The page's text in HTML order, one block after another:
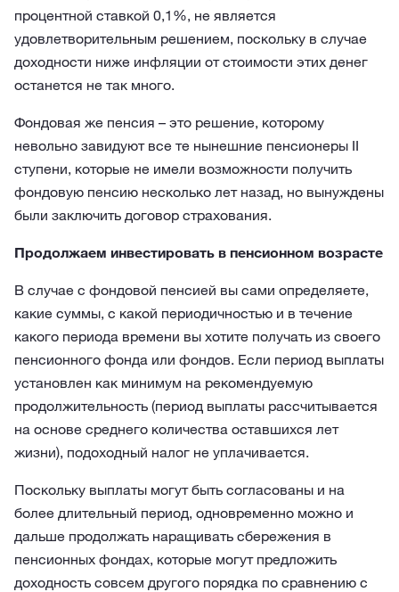
процентной ставкой 0,1%, не является
удовлетворительным решением, поскольку в случае
доходности ниже инфляции от стоимости этих денег
останется не так много.
Фондовая же пенсия – это решение, которому
невольно завидуют все те нынешние пенсионеры II
ступени, которые не имели возможности получить
фондовую пенсию несколько лет назад, но вынуждены
были заключить договор страхования.
Продолжаем инвестировать в пенсионном возрасте
В случае с фондовой пенсией вы сами определяете,
какие суммы, с какой периодичностью и в течение
какого периода времени вы хотите получать из своего
пенсионного фонда или фондов. Если период выплаты
установлен как минимум на рекомендуемую
продолжительность (период выплаты рассчитывается
на основе среднего количества оставшихся лет
жизни), подоходный налог не уплачивается.
Поскольку выплаты могут быть согласованы и на
более длительный период, одновременно можно и
дальше продолжать наращивать сбережения в
пенсионных фондах, которые могут предложить
доходность совсем другого порядка по сравнению с